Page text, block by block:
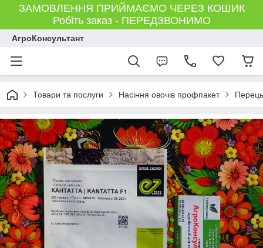
ЗАМОВЛЕННЯ ПРИЙМАЄМО ЧЕРЕЗ КОШИК
Робіть заказ - ПЕРЕДЗВОНИМО
АгроКонсультант
Товари та послуги Насіння овочів профпакет Перець